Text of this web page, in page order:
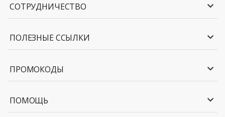
СОТРУДНИЧЕСТВО
ПОЛЕЗНЫЕ ССЫЛКИ
ПРОМОКОДЫ
ПОМОЩЬ